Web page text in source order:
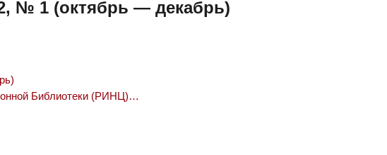
№ 1 (октябрь — декабрь)
Библиотеки (РИНЦ)…